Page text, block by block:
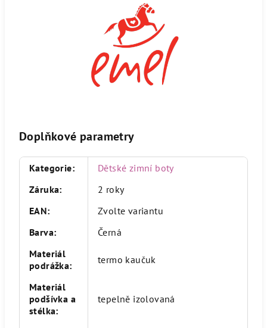
Doplňkové parametry
Kategorie:
Dětské zimní boty
Záruka:
2 roky
EAN:
Zvolte variantu
Barva:
Černá
Materiál
podrážka: termo kaučuk
Materiál
podšívka a
stélka:
tepelně izolovaná